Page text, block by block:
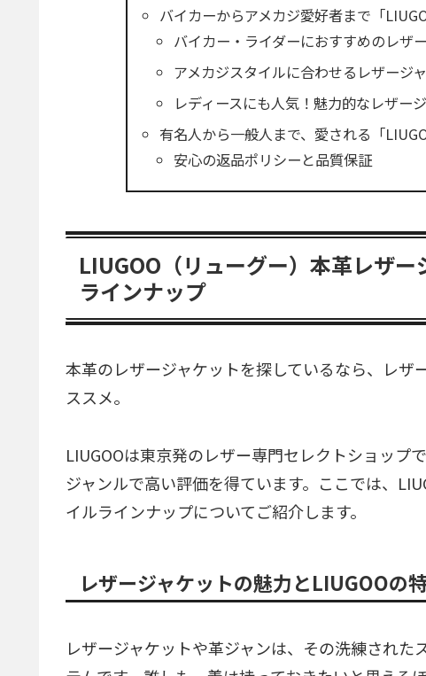
バイカーからアメカジ愛好者まで「
バイカー・ライダーにおすすめのレザ
アメカジスタイルに合わせるレザージ
レディースにも人気！魅力的なレザー
有名人から一般人まで、愛される「
安心の返品ポリシーと品質保証
LIUGOO（リューグー）本革レザ
ラインナップ
本革のレザージャケットを探しているなら、レザ
ススメ。
LIUGOOは東京発のレザー専門セレクトショップ
ジャンルで高い評価を得ています。ここでは、
イルラインナップについてご紹介します。
レザージャケットの魅力とLIUGOOの
レザージャケットや革ジャンは、その洗練され